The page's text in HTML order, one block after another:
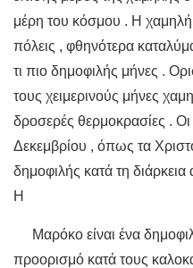
μέρη του κόσμου . Η χαμηλή
πόλεις , φθηνότερα
τι πιο δημοφιλής μήνες .
τους χειμερινούς μήνες
δροσερές θερμοκρασίες .
Δεκεμβρίου , όπως τα
δημοφιλής κατά τη
Η
Μαρόκο είναι ένα
προορισμό κατά τους